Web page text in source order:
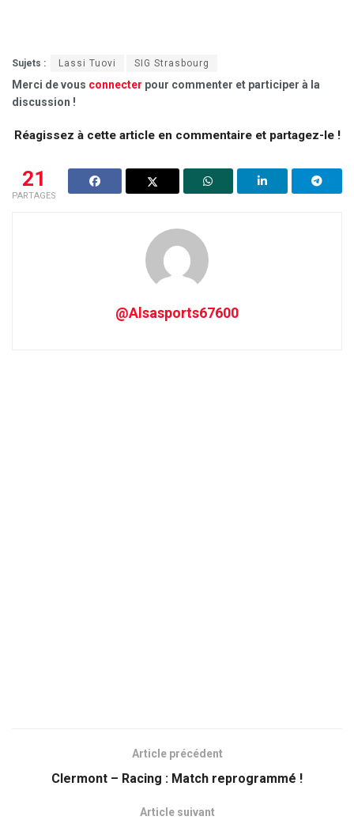
Sujets : Lassi Tuovi SIG Strasbourg
Merci de vous connecter pour commenter et participer à la
discussion !
Réagissez à cette article en commentaire et partagez-le !
21
PARTAGES
@Alsasports67600
Article précédent
Clermont – Racing : Match reprogrammé !
Article suivant